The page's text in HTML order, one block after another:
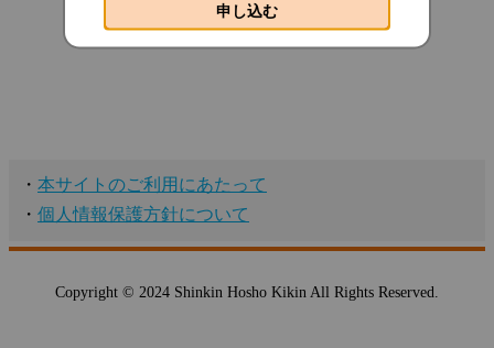
申し込む
・ 本サイトのご利用にあたって
・ 個人情報保護方針について
Copyright © 2024 Shinkin Hosho Kikin All Rights Reserved.